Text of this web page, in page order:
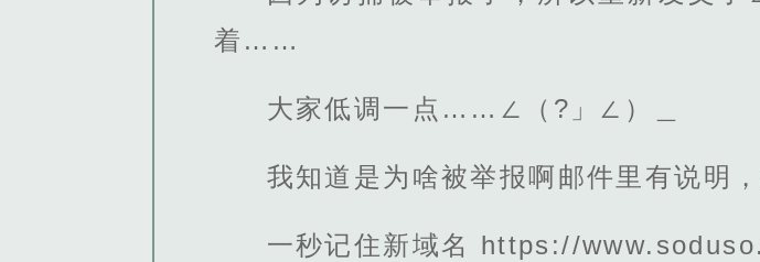
着……
大家低调一点……∠（?」∠）＿
我知道是为啥被举报啊邮件里有说
一秒记住新域名 https://